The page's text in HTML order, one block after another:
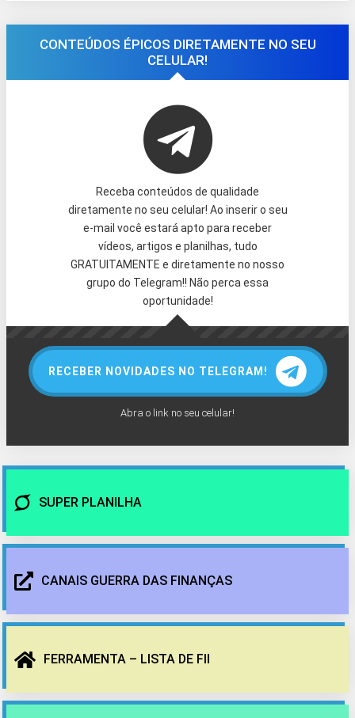
CONTEÚDOS ÉPICOS DIRETAMENTE NO SEU
CELULAR!
Receba conteúdos de qualidade
diretamente no seu celular! Ao inserir o seu
e-mail você estará apto para receber
vídeos, artigos e planilhas, tudo
GRATUITAMENTE e diretamente no nosso
grupo do Telegram!! Não perca essa
oportunidade!
RECEBER NOVIDADES NO TELEGRAM!
Abra o link no seu celular!
SUPER PLANILHA
CANAIS GUERRA DAS FINANÇAS
FERRAMENTA – LISTA DE FII